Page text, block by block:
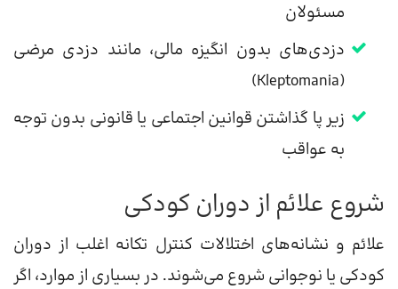
مسئولان
دزدی‌های بدون انگیزه مالی، مانند دزدی مرضی
(Kleptomania)
زیر پا گذاشتن قوانین اجتماعی یا قانونی بدون توجه
به عواقب
شروع علائم از دوران کودکی
علائم و نشانه‌های اختلالات کنترل تکانه اغلب از دوران
کودکی یا نوجوانی شروع می‌شوند. در بسیاری از موارد، اگر